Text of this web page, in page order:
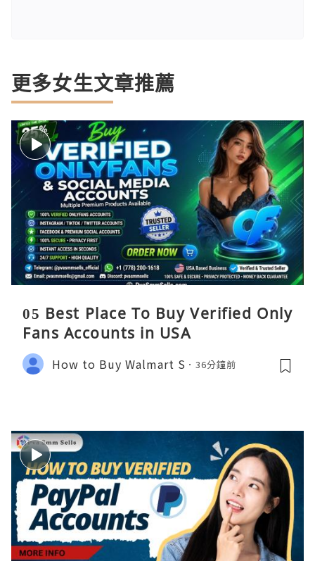
更多女生文章推薦
05 Best Place To Buy Verified Only
Fans Accounts in USA
How to Buy Walmart S 36分鐘前